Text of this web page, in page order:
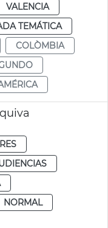
VALENCIA
TEMÁTICA
COLÒMBIA
NORMAL